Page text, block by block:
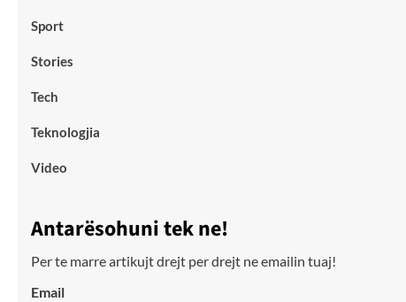
Sport
Stories
Tech
Teknologjia
Video
Antarësohuni tek ne!
Per te marre artikujt drejt per drejt ne emailin tuaj!
Email